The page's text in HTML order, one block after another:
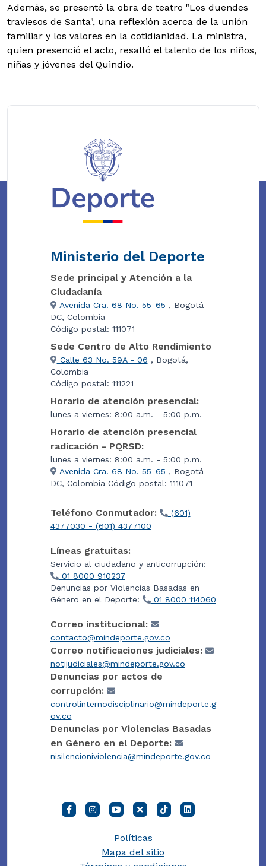
Además, se presentó la obra de teatro "Los duendes
traviesos de Santa", una reflexión acerca de la unión
familiar y los valores en la cotidianidad. La ministra,
quien presenció el acto, resaltó el talento de los niños,
niñas y jóvenes del Quindío.
Ministerio del Deporte
Sede principal y Atención a la
Ciudadanía
Avenida Cra. 68 No. 55-65 , Bogotá
DC, Colombia
Código postal: 111071
Sede Centro de Alto Rendimiento
Calle 63 No. 59A - 06 , Bogotá,
Colombia
Código postal: 111221
Horario de atención presencial:
lunes a viernes: 8:00 a.m. - 5:00 p.m.
Horario de atención presencial
radicación - PQRSD:
lunes a viernes: 8:00 a.m. - 5:00 p.m.
Avenida Cra. 68 No. 55-65 , Bogotá
DC, Colombia Código postal: 111071
Teléfono Conmutador:
(601)
4377030 - (601) 4377100
Líneas gratuitas:
Servicio al ciudadano y anticorrupción:
01 8000 910237
Denuncias por Violencias Basadas en
Género en el Deporte:
01 8000 114060
Correo institucional:
contacto@mindeporte.gov.co
Correo notificaciones judiciales:
notijudiciales@mindeporte.gov.co
Denuncias por actos de
corrupción:
controlinternodisciplinario@mindeporte.g
ov.co
Denuncias por Violencias Basadas
en Género en el Deporte:
nisilencioniviolencia@mindeporte.gov.co
Políticas
Mapa del sitio